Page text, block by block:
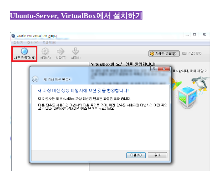
Ubuntu-Server, VirtualBox에서 설치하기